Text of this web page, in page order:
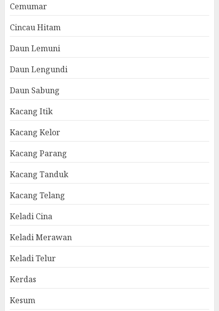
Cemumar
Cincau Hitam
Daun Lemuni
Daun Lengundi
Daun Sabung
Kacang Itik
Kacang Kelor
Kacang Parang
Kacang Tanduk
Kacang Telang
Keladi Cina
Keladi Merawan
Keladi Telur
Kerdas
Kesum